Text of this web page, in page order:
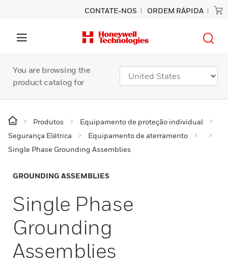
CONTATE-NOS ORDEM RÁPIDA
You are browsing the
product catalog for
Produtos
Equipamento de proteção individual
Segurança Elétrica
Equipamento de aterramento
Single Phase Grounding Assemblies
GROUNDING ASSEMBLIES
Single Phase
Grounding
Assemblies